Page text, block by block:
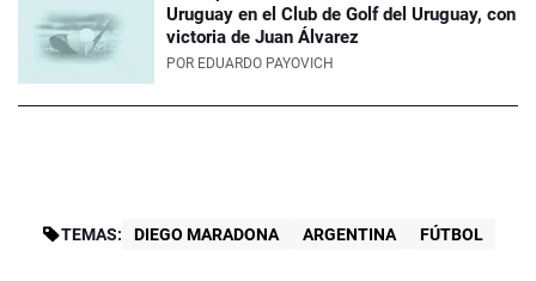
Uruguay en el Club de Golf del Uruguay, con
victoria de Juan Álvarez
POR EDUARDO PAYOVICH
TEMAS: DIEGO MARADONA ARGENTINA FÚTBOL